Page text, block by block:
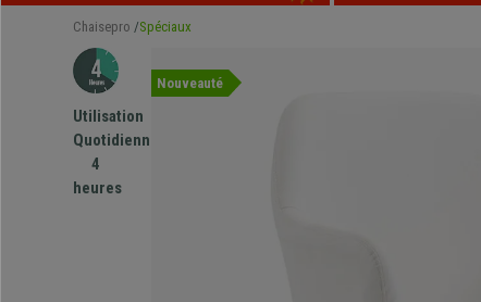
Chaisepro Spéciaux
Utilisation
Quotidienne
4
heures
Nouveauté